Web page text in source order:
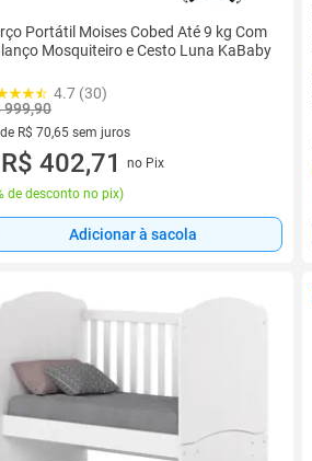
Portátil Moises Cobed Até 9 kg Com
Mosquiteiro e Cesto Luna KaBaby
4.7 (30)
999,90
R$ 70,65 sem juros
de R$ 70,65 sem juros
R$ 402,71
no Pix
de desconto no pix)
Adicionar à sacola